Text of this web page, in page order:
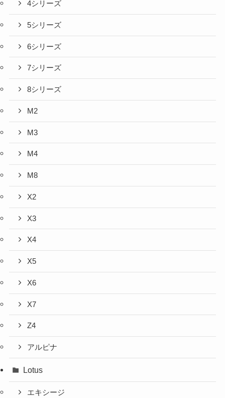
4シリーズ
5シリーズ
6シリーズ
7シリーズ
8シリーズ
M2
M3
M4
M8
X2
X3
X4
X5
X6
X7
Z4
アルピナ
Lotus
エキシージ